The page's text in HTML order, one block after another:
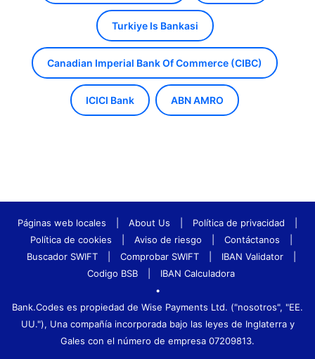
Turkiye Is Bankasi
Canadian Imperial Bank Of Commerce (CIBC)
ICICI Bank ABN AMRO
Páginas web locales About Us Política de privacidad
Política de cookies
Aviso de riesgo Contáctanos
Buscador SWIFT
Comprobar SWIFT IBAN Validator
Codigo BSB
IBAN Calculadora
•
Bank.Codes es propiedad de Wise Payments Ltd. ("nosotros", "EE.
UU."), Una compañía incorporada bajo las leyes de Inglaterra y
Gales con el número de empresa 07209813.